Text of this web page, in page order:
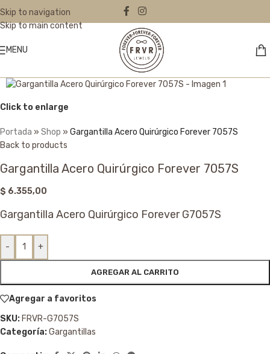
Skip to navigation
Skip to main content
MENU
Click to enlarge
Portada » Shop » Gargantilla Acero Quirúrgico Forever 7057S
Back to products
Gargantilla Acero Quirúrgico Forever 7057S
$ 6.355,00
Gargantilla Acero Quirúrgico Forever G7057S
- +
AGREGAR AL CARRITO
Agregar a favoritos
SKU: FRVR-G7057S
Categoría:Gargantillas